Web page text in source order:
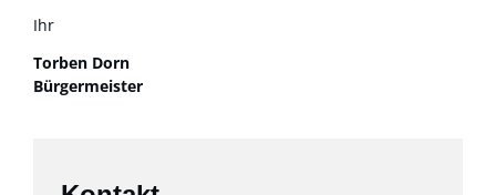
Ihr
Torben Dorn
Bürgermeister